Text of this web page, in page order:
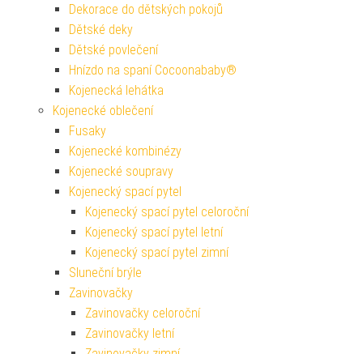
Dekorace do dětských pokojů
Dětské deky
Dětské povlečení
Hnízdo na spaní Cocoonababy®
Kojenecká lehátka
Kojenecké oblečení
Fusaky
Kojenecké kombinézy
Kojenecké soupravy
Kojenecký spací pytel
Kojenecký spací pytel celoroční
Kojenecký spací pytel letní
Kojenecký spací pytel zimní
Sluneční brýle
Zavinovačky
Zavinovačky celoroční
Zavinovačky letní